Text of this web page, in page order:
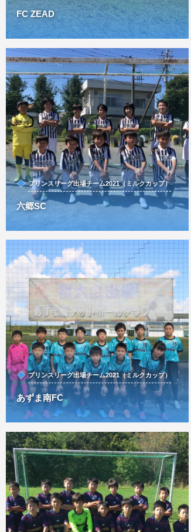
FC ZEAD
プリンスリーグ出場チーム2021（ミルクカップ）
六郷SC
プリンスリーグ出場チーム2021（ミルクカップ）
あずま南FC